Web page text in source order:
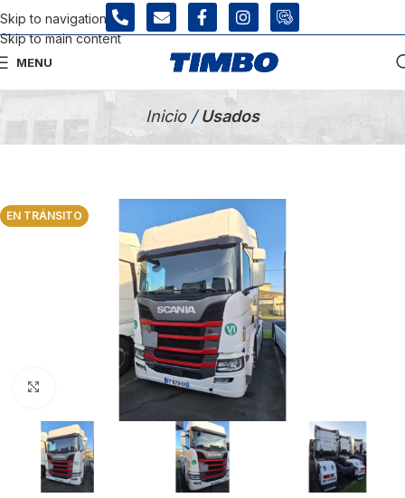
Skip to navigation
Skip to main content
MENU
Tienda Usados
Inicio /Usados
EN TRÁNSITO
Click para agrandar